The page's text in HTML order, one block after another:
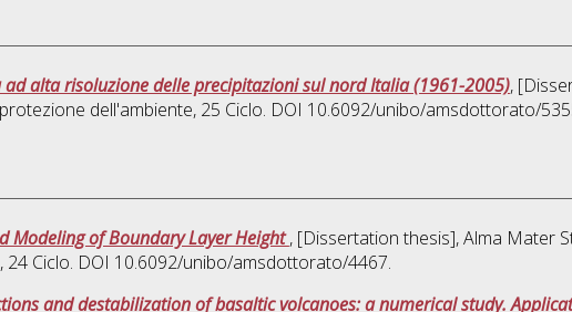
alta risoluzione delle precipitazioni sul nord Italia (1961-2005),
dell'ambiente, 25 Ciclo. DOI 10.6092/unibo/amsdottorato/
Modeling of Boundary Layer Height, [Dissertation thesis], Alma Mater
, 24 Ciclo. DOI 10.6092/unibo/amsdottorato/4467.
and destabilization of basaltic volcanoes: a numerical study.